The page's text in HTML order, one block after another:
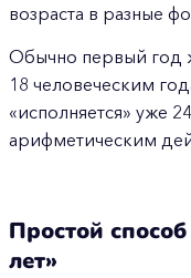
возраста в разные
Обычно первый год
18 человеческим
«исполняется» уже
арифметическим
Простой
лет»